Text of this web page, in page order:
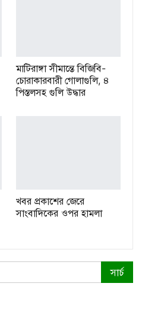
মাটিরাঙ্গা সীমান্তে বিজিবি-
চোরাকারবারী গোলাগুলি, ৪
পিস্তলসহ গুলি উদ্ধার
খবর প্রকাশের জেরে
সাংবাদিকের ওপর হামলা